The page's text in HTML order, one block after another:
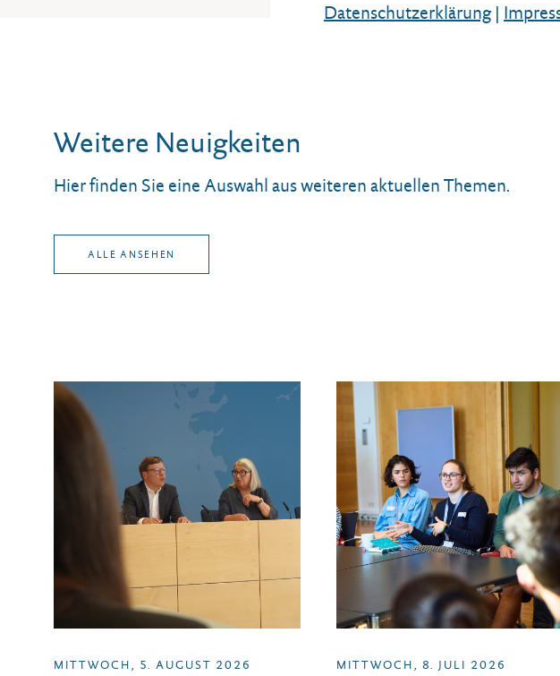
Weitere Neuigkeiten
Hier finden Sie eine Auswahl aus weiteren aktuellen Themen.
ALLE ANSEHEN
MITTWOCH, 5. AUGUST 2026 MITTWOCH, 8. JULI 2026
Datenschutz­erklärung|